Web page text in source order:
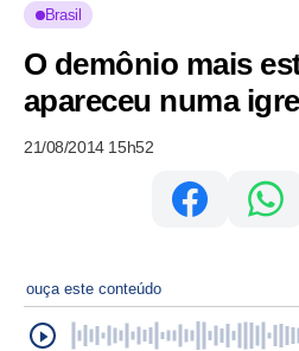
Brasil
O demônio mais
apareceu numa
21/08/2014 15h52
ouça este conteúdo